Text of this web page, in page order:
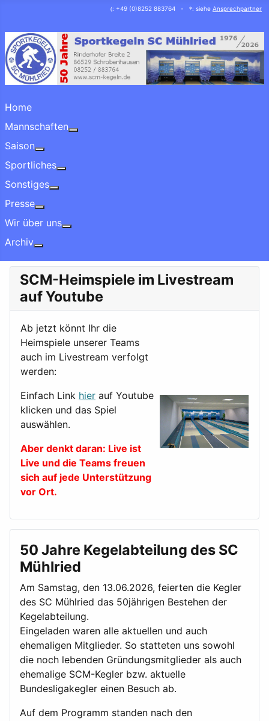
(: +49 (0)8252 883764 - *: siehe Ansprechpartner
Home
Mannschaften
Saison
Sportliches
Sonstiges
Presse
Wir über uns
Archiv
SCM-Heimspiele im Livestream
auf Youtube
Ab jetzt könnt Ihr die
Heimspiele unserer Teams
auch im Livestream verfolgt
werden:
Einfach Link hier auf Youtube
klicken und das Spiel
auswählen.
Aber denkt daran: Live ist
Live und die Teams freuen
sich auf jede Unterstützung
vor Ort.
50 Jahre Kegelabteilung des SC
Mühlried
Am Samstag, den 13.06.2026, feierten die Kegler
des SC Mühlried das 50jährigen Bestehen der
Kegelabteilung.
Eingeladen waren alle aktuellen und auch
ehemaligen Mitglieder. So statteten uns sowohl
die noch lebenden Gründungsmitglieder als auch
ehemalige SCM-Kegler bzw. aktuelle
Bundesligakegler einen Besuch ab.
Auf dem Programm standen nach den